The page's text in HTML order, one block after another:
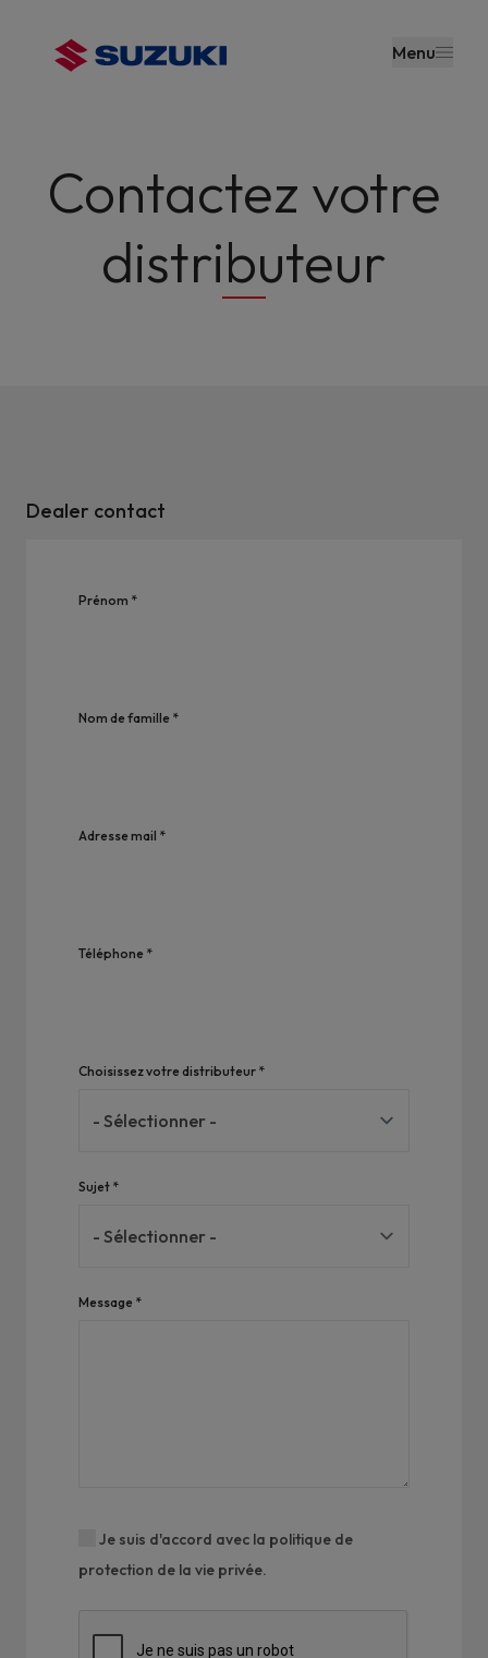
principal
Menu
Contactez votre
distributeur
Dealer contact
Prénom *
Nom de famille *
Adresse mail *
Téléphone *
Choisissez votre distributeur *
Sujet *
Message *
Je suis d'accord avec la politique de
protection de la vie privée.